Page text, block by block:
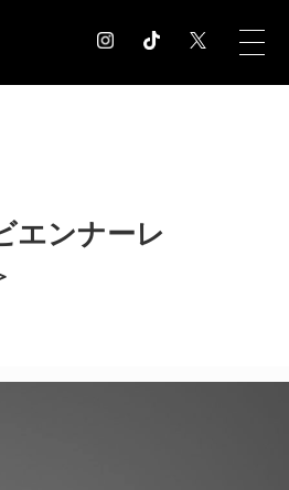
展覧会情報
エンナーレ